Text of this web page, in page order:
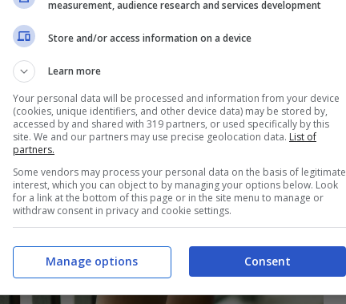
Gli esperti consigliano di
questo. Sono soluzioni accessibili a tutti e
i bambini.
measurement, audience research and services development
Store and/or access information on a device
Learn more
Your personal data will be processed and information from your device
(cookies, unique identifiers, and other device data) may be stored by,
accessed by and shared with 319 partners, or used specifically by this
site. We and our partners may use precise geolocation data. List of
partners.
Some vendors may process your personal data on the basis of legitimate
interest, which you can object to by managing your options below. Look
for a link at the bottom of this page or in the site menu to manage or
withdraw consent in privacy and cookie settings.
Consent
Manage options